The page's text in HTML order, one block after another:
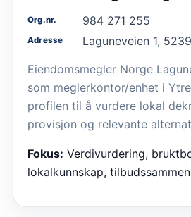
Org.nr. 984 271 255
Adresse
Laguneveien 1,
Eiendomsmegler Norge
som meglerkontor/enhet i
profilen til å vurdere lokal
provisjon og relevante
Fokus: Verdivurdering,
lokalkunnskap,